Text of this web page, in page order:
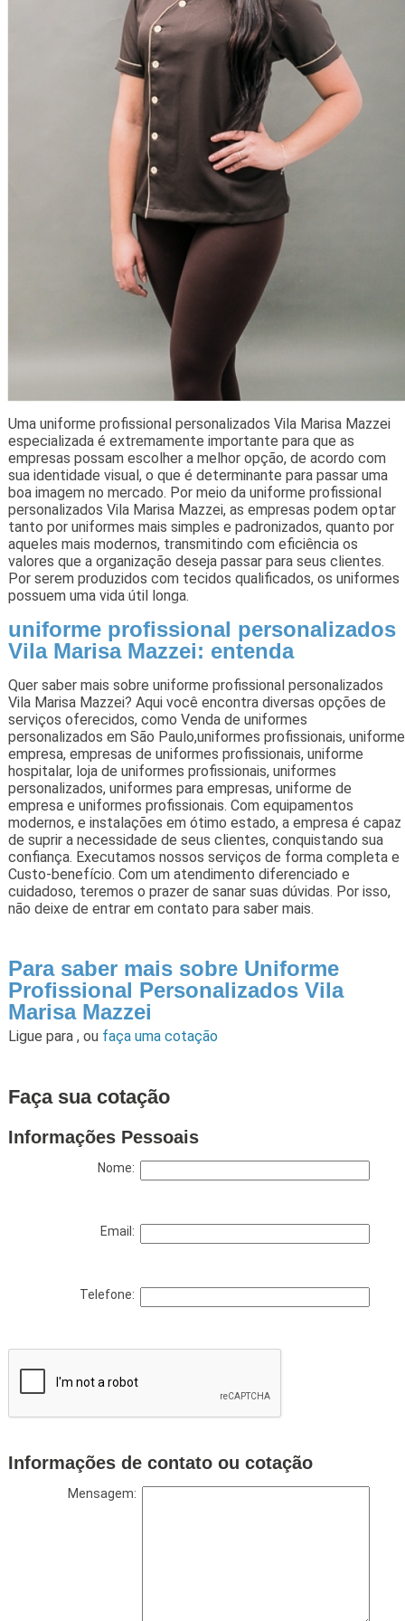
Uma uniforme profissional personalizados Vila Marisa Mazzei
especializada é extremamente importante para que as
empresas possam escolher a melhor opção, de acordo com
sua identidade visual, o que é determinante para passar uma
boa imagem no mercado. Por meio da uniforme profissional
personalizados Vila Marisa Mazzei, as empresas podem optar
tanto por uniformes mais simples e padronizados, quanto por
aqueles mais modernos, transmitindo com eficiência os
valores que a organização deseja passar para seus clientes.
Por serem produzidos com tecidos qualificados, os uniformes
possuem uma vida útil longa.
uniforme profissional personalizados
Vila Marisa Mazzei: entenda
Quer saber mais sobre uniforme profissional personalizados
Vila Marisa Mazzei? Aqui você encontra diversas opções de
serviços oferecidos, como Venda de uniformes
personalizados em São Paulo,uniformes profissionais, uniforme
empresa, empresas de uniformes profissionais, uniforme
hospitalar, loja de uniformes profissionais, uniformes
personalizados, uniformes para empresas, uniforme de
empresa e uniformes profissionais. Com equipamentos
modernos, e instalações em ótimo estado, a empresa é capaz
de suprir a necessidade de seus clientes, conquistando sua
confiança. Executamos nossos serviços de forma completa e
Custo-benefício. Com um atendimento diferenciado e
cuidadoso, teremos o prazer de sanar suas dúvidas. Por isso,
não deixe de entrar em contato para saber mais.
Para saber mais sobre Uniforme
Profissional Personalizados Vila
Marisa Mazzei
Ligue para , ou faça uma cotação
Faça sua cotação
Informações Pessoais
Nome:
Email:
Telefone:
Informações de contato ou cotação
Mensagem: